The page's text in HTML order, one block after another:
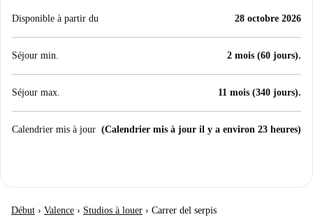
Disponible à partir du 28 octobre 2026
Séjour min. 2 mois (60 jours).
Séjour max. 11 mois (340 jours).
Calendrier mis à jour (Calendrier mis à jour il y a environ 23 heures)
Début › Valence › Studios à louer › Carrer del serpis